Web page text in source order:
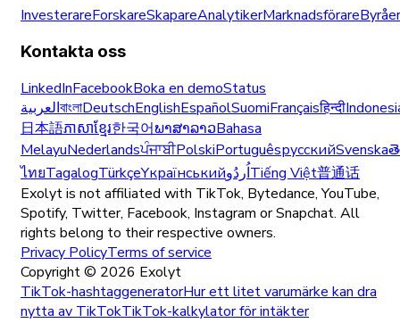
InvesterareForskareSkapareAnalytikerMarknadsförareByråer
Kontakta oss
LinkedInFacebookBoka en demoStatus
العربيةবাংলাDeutschEnglishEspañolSuomiFrançaisहिन्दी
日本語ភាសាខ្មែរ한국어ພາສາລາວBahasa
MelayuNederlandsਪੰਜਾਬੀPolskiPortuguêsрусскийSvenska
ไทยTagalogTürkçeYкраїнськийاُردُوTiếng Việt普通话
Exolyt is not affiliated with TikTok, Bytedance, YouTube,
Spotify, Twitter, Facebook, Instagram or Snapchat. All
rights belong to their respective owners.
Privacy PolicyTerms of service
Copyright © 2026 Exolyt
TikTok-hashtaggeneratorHur ett litet varumärke kan dra
nytta av TikTokTikTok-kalkylator för intäkter